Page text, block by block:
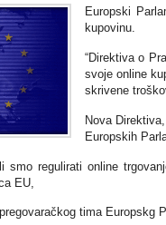
Europski
kupovinu.
“Direktiva o
svoje online
skrivene
Nova
Europskih
smo regulirati online
EU,
tima Europskg